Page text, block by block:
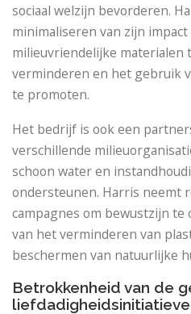
sociaal welzijn bevorderen.
minimaliseren van zijn
milieuvriendelijke materialen
verminderen en het gebruik
te promoten.
Het bedrijf is ook een
verschillende
schoon water en
ondersteunen. Harris neemt
campagnes om bewustzijn
van het verminderen van
beschermen van natuurlijke
Betrokkenheid van de